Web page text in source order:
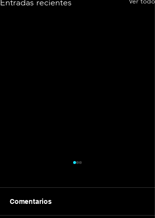
Entradas recientes
Comentarios